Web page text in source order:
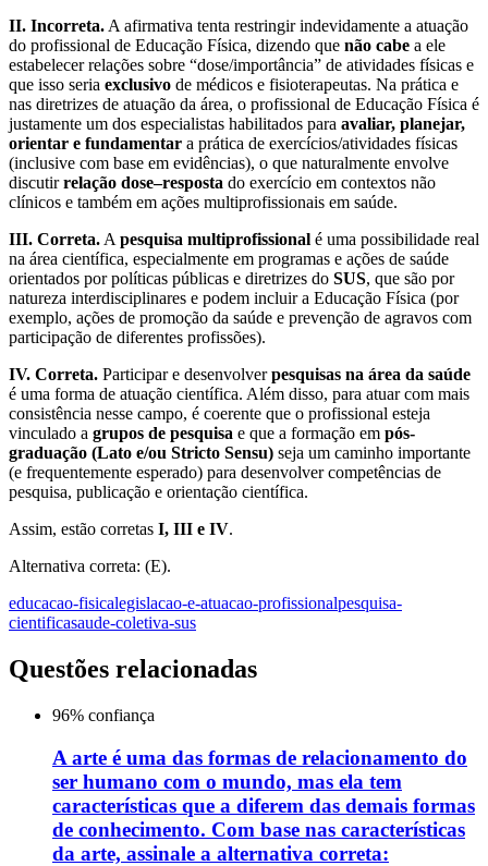
II. Incorreta. A afirmativa tenta restringir indevidamente a atuação
do profissional de Educação Física, dizendo que não cabe a ele
estabelecer relações sobre “dose/importância” de atividades físicas e
que isso seria exclusivo de médicos e fisioterapeutas. Na prática e
nas diretrizes de atuação da área, o profissional de Educação Física é
justamente um dos especialistas habilitados para avaliar, planejar,
orientar e fundamentar a prática de exercícios/atividades físicas
(inclusive com base em evidências), o que naturalmente envolve
discutirrelação dose–resposta do exercício em contextos não
clínicos e também em ações multiprofissionais em saúde.
III. Correta. A pesquisa multiprofissional é uma possibilidade real
na área científica, especialmente em programas e ações de saúde
orientados por políticas públicas e diretrizes do SUS, que são por
natureza interdisciplinares e podem incluir a Educação Física (por
exemplo, ações de promoção da saúde e prevenção de agravos com
participação de diferentes profissões).
IV. Correta. Participar e desenvolverpesquisas na área da saúde
é uma forma de atuação científica. Além disso, para atuar com mais
consistência nesse campo, é coerente que o profissional esteja
vinculado a grupos de pesquisa e que a formação em pós-
graduação (Lato e/ou Stricto Sensu) seja um caminho importante
(e frequentemente esperado) para desenvolver competências de
pesquisa, publicação e orientação científica.
Assim, estão corretas I, III e IV.
Alternativa correta: (E).
educacao-fisicalegislacao-e-atuacao-profissionalpesquisa-
cientificasaude-coletiva-sus
Questões relacionadas
96% confiança
A arte é uma das formas de relacionamento do
ser humano com o mundo, mas ela tem
características que a diferem das demais formas
de conhecimento. Com base nas características
da arte, assinale a alternativa correta: